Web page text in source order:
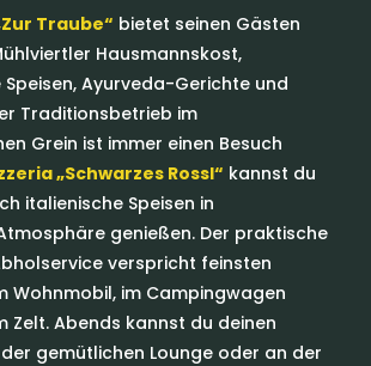
Traube“ bietet seinen Gästen
Hausmannskost,
Ayurveda-Gerichte und
Traditionsbetrieb im
Grein ist immer einen Besuch
„Schwarzes Rossl“ kannst du
italienische Speisen in
genießen. Der praktische
verspricht feinsten
Wohnmobil, im Campingwagen
Zelt. Abends kannst du deinen
gemütlichen Lounge oder an der